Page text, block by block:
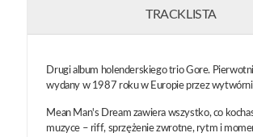
TRACKLISTA
Drugi album holenderskiego trio Gore.
wydany w 1987 roku w Europie przez
Mean Man's Dream zawiera wszystko, co
muzyce – riff, sprzężenie zwrotne, rytm i